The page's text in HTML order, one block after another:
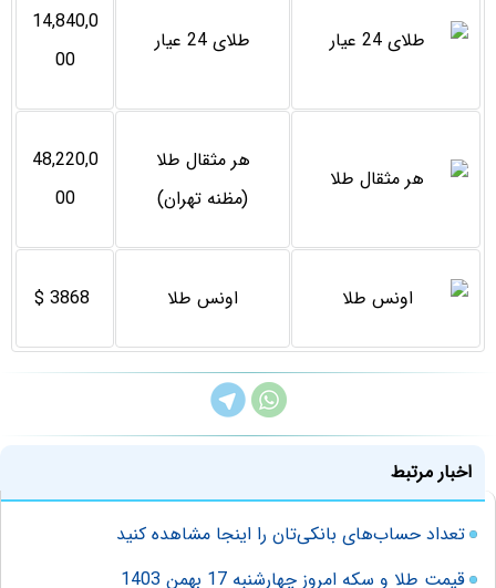
طلای 24 عیار
14,840,0
00
هر مثقال طلا
(مظنه تهران)
48,220,0
00
اونس طلا
اخبار مرتبط
تعداد حساب‌های بانکی‌تان را اینجا مشاهده کنید
قیمت طلا و سکه امروز چهارشنبه 17 بهمن 1403